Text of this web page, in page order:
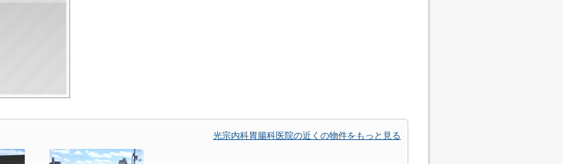
光宗内科胃腸科医院の近くの物件をもっと見る